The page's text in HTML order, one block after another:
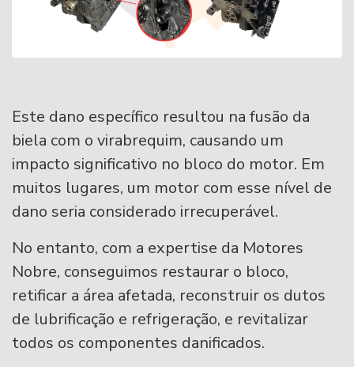
Este dano específico resultou na fusão da
biela com o virabrequim, causando um
impacto significativo no bloco do motor. Em
muitos lugares, um motor com esse nível de
dano seria considerado irrecuperável.
No entanto, com a expertise da Motores
Nobre, conseguimos restaurar o bloco,
retificar a área afetada, reconstruir os dutos
de lubrificação e refrigeração, e revitalizar
todos os componentes danificados.